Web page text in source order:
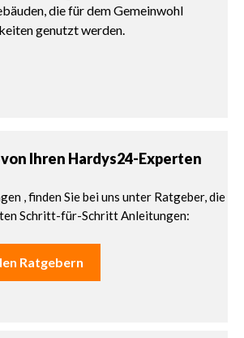
die für dem Gemeinwohl
genutzt werden.
Ihren Hardys24-Experten
, finden Sie bei uns unter Ratgeber, die
Schritt-für-Schritt Anleitungen:
Ratgebern